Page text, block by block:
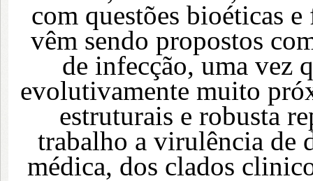
com questões bioéticas
vêm sendo propostos
de infecção, uma vez
evolutivamente muito
estruturais e robusta
trabalho a virulência de
médica, dos clados